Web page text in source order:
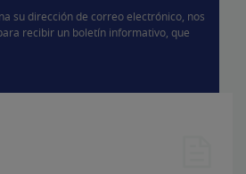
su dirección de correo electrónico, nos
recibir un boletín informativo, que